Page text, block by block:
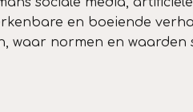
en boeiende
waar normen en waarden